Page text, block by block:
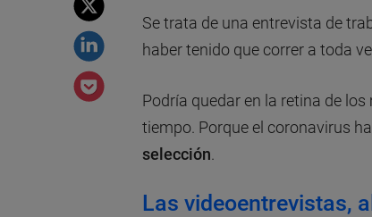
Se trata de una entrevista de
haber tenido que correr a toda
Podría quedar en la retina de
tiempo. Porque el coronavirus
selección
Las videoentrevistas,